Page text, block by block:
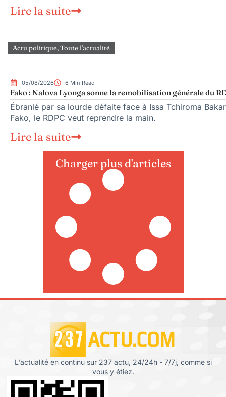
Lire la suite
Actu politique,Toute l'actualité
05/08/2026 6 Min Read
Fako : Nalova Lyonga sonne la remobilisation générale du
Ébranlé par sa lourde défaite face à Issa Tchiroma
Fako, le RDPC veut reprendre la main.
Lire la suite
Charger plus d'articles
L'actualité en continu sur 237 actu, 24/24h - 7/7j, comme si
vous y étiez.